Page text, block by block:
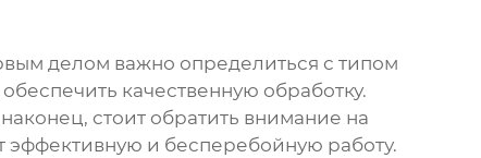
делом важно определиться с типом
качественную обработку.
стоит обратить внимание на
эффективную и бесперебойную работу.